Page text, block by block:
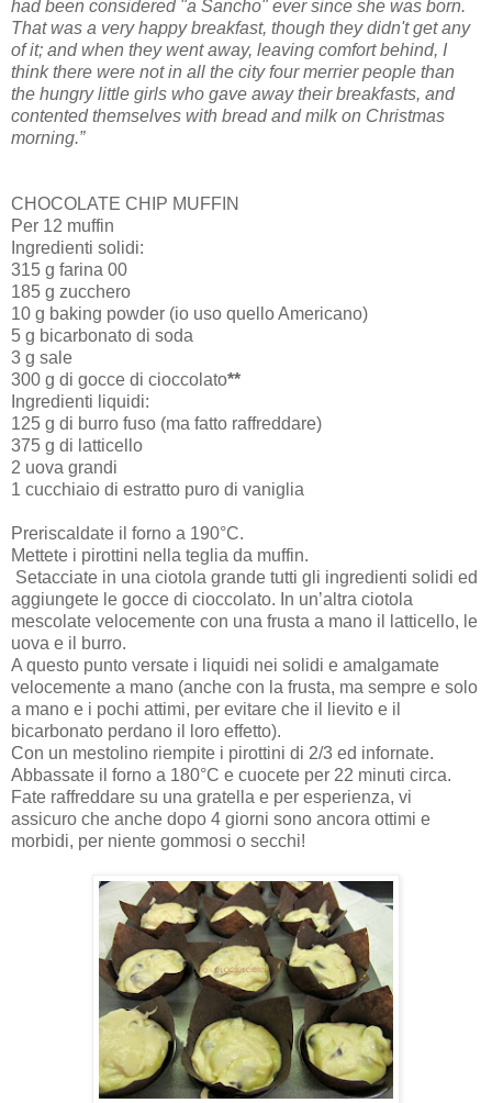
had been considered "a Sancho" ever since she was born.
That was a very happy breakfast, though they didn't get any
of it; and when they went away, leaving comfort behind, I
think there were not in all the city four merrier people than
the hungry little girls who gave away their breakfasts, and
contented themselves with bread and milk on Christmas
morning.”
CHOCOLATE CHIP MUFFIN
Per 12 muffin
Ingredienti solidi:
315 g farina 00
185 g zucchero
10 g baking powder (io uso quello Americano)
5 g bicarbonato di soda
3 g sale
300 g di gocce di cioccolato**
Ingredienti liquidi:
125 g di burro fuso (ma fatto raffreddare)
375 g di latticello
2 uova grandi
1 cucchiaio di estratto puro di vaniglia
Preriscaldate il forno a 190°C.
Mettete i pirottini nella teglia da muffin.
Setacciate in una ciotola grande tutti gli ingredienti solidi ed
aggiungete le gocce di cioccolato. In un’altra ciotola
mescolate velocemente con una frusta a mano il latticello, le
uova e il burro.
A questo punto versate i liquidi nei solidi e amalgamate
velocemente a mano (anche con la frusta, ma sempre e solo
a mano e i pochi attimi, per evitare che il lievito e il
bicarbonato perdano il loro effetto).
Con un mestolino riempite i pirottini di 2/3 ed infornate.
Abbassate il forno a 180°C e cuocete per 22 minuti circa.
Fate raffreddare su una gratella e per esperienza, vi
assicuro che anche dopo 4 giorni sono ancora ottimi e
morbidi, per niente gommosi o secchi!